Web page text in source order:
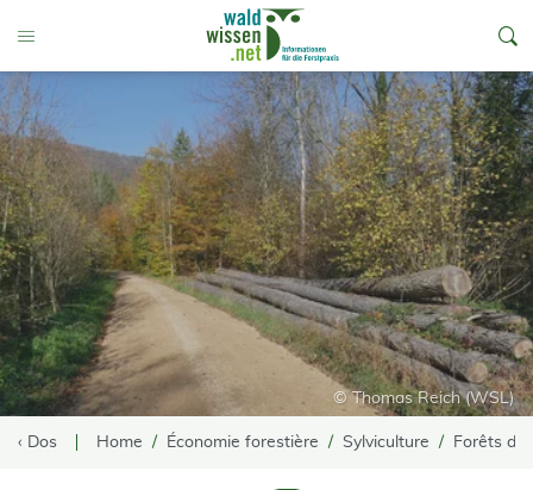
Toggle Menu
© Thomas Reich (WSL)
‹ Dos Home Économie forestière Sylviculture Forêts de